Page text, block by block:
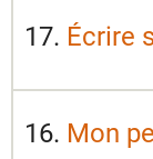
17. Écrire
16. Mon